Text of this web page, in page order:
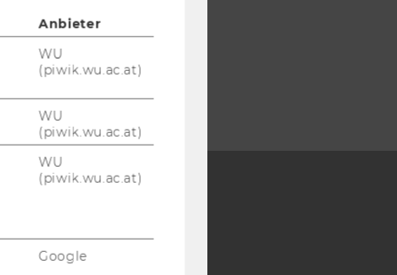
Anbieter
WU
(piwik.wu.ac.at)
WU
(piwik.wu.ac.at)
WU
(piwik.wu.ac.at)
Google